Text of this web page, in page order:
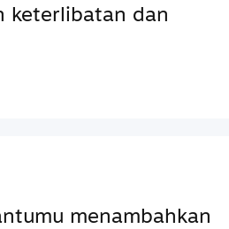
keterlibatan dan
menambahkan